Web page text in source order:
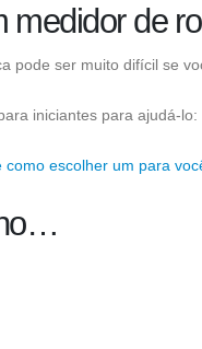
medidor de
pode ser muito difícil se
iniciantes para ajudá-lo:
escolher um para